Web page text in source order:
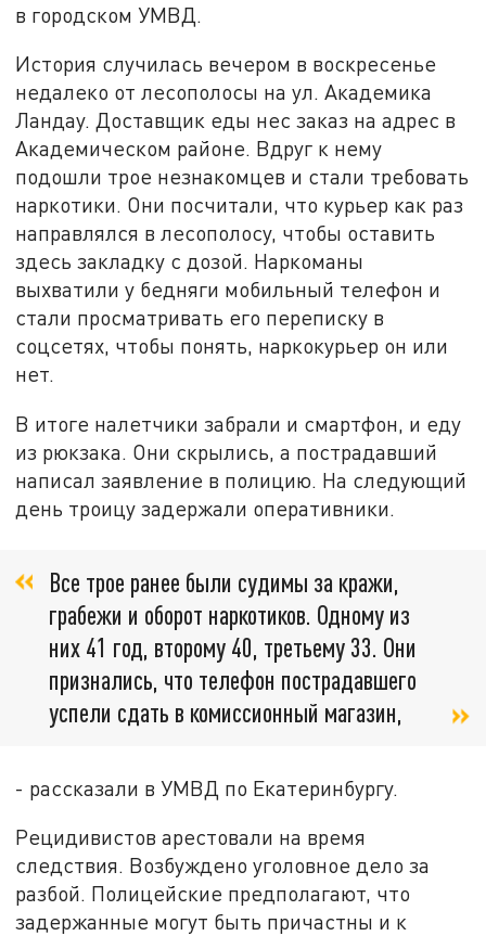
в городском УМВД.
История случилась вечером в воскресенье
недалеко от лесополосы на ул. Академика
Ландау. Доставщик еды нес заказ на адрес в
Академическом районе. Вдруг к нему
подошли трое незнакомцев и стали требовать
наркотики. Они посчитали, что курьер как раз
направлялся в лесополосу, чтобы оставить
здесь закладку с дозой. Наркоманы
выхватили у бедняги мобильный телефон и
стали просматривать его переписку в
соцсетях, чтобы понять, наркокурьер он или
нет.
В итоге налетчики забрали и смартфон, и еду
из рюкзака. Они скрылись, а пострадавший
написал заявление в полицию. На следующий
день троицу задержали оперативники.
Все трое ранее были судимы за кражи,
грабежи и оборот наркотиков. Одному из
них 41 год, второму 40, третьему 33. Они
признались, что телефон пострадавшего
успели сдать в комиссионный магазин,
- рассказали в УМВД по Екатеринбургу.
Рецидивистов арестовали на время
следствия. Возбуждено уголовное дело за
разбой. Полицейские предполагают, что
задержанные могут быть причастны и к